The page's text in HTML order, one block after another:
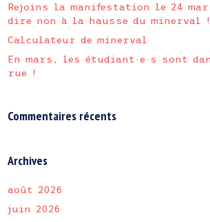
Rejoins la manifestation le 24
dire non à la hausse du minerval !
Calculateur de minerval
En mars, les étudiant·e·s sont
rue !
Commentaires récents
Archives
août 2026
juin 2026